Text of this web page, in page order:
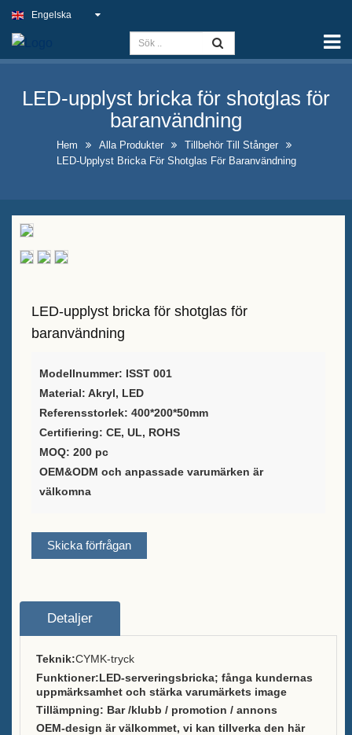
Kapacitet
Slim Light Sign
Utomhusskylt för pub
Inomhusskyltar för företag till
Optimala falska
neonskyltslösningar
A-rams kalktavleskyltar till salu
Anpassad barmenyhållare
Stativ för bord
Ice Bucket
Bardisköppnare
Vilka vi är
Varumärken vi serverade
Hållbarhet
Engelska
LED-upplyst bricka för shotglas för
baranvändning
Hem Alla Produkter
Tillbehör Till Stånger
LED-Upplyst Bricka För Shotglas För Baranvändning
LED-upplyst bricka för shotglas för
baranvändning
Modellnummer: ISST 001
Material: Akryl, LED
Referensstorlek: 400*200*50mm
Certifiering: CE, UL, ROHS
MOQ: 200 pc
OEM&ODM och anpassade varumärken är
välkomna
Skicka förfrågan
Detaljer
Teknik:CYMK-tryck
Funktioner:LED-serveringsbricka; fånga kundernas
uppmärksamhet och stärka varumärkets image
Tillämpning: Bar /klubb / promotion / annons
OEM-design är välkommet, vi kan tillverka den här